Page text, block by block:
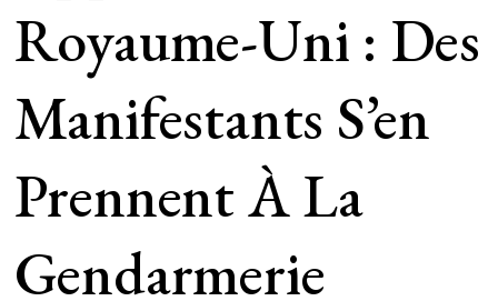
Royaume-Uni : Des
Manifestants S’en
Prennent À La
Gendarmerie